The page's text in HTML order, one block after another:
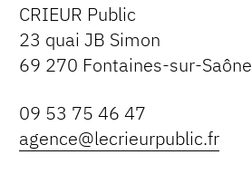
CRIEUR Public
23 quai JB Simon
69 270 Fontaines-sur-Saône
09 53 75 46 47
agence@lecrieurpublic.fr